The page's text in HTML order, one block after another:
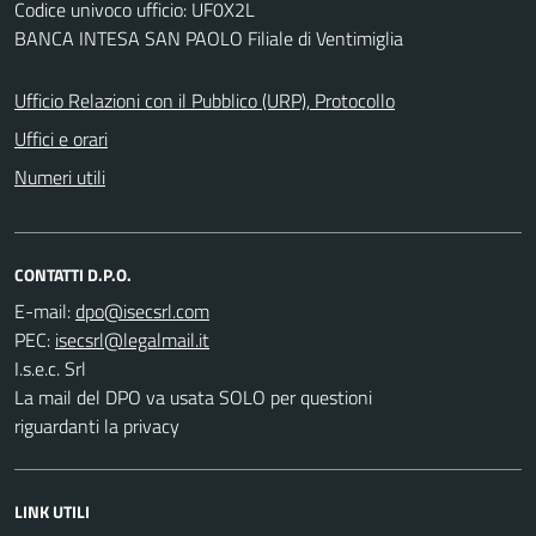
Codice univoco ufficio: UF0X2L
BANCA INTESA SAN PAOLO Filiale di Ventimiglia
Ufficio Relazioni con il Pubblico (URP), Protocollo
Uffici e orari
Numeri utili
CONTATTI D.P.O.
E-mail:
PEC:
I.s.e.c. Srl
La mail del DPO va usata SOLO per questioni
riguardanti la privacy
LINK UTILI